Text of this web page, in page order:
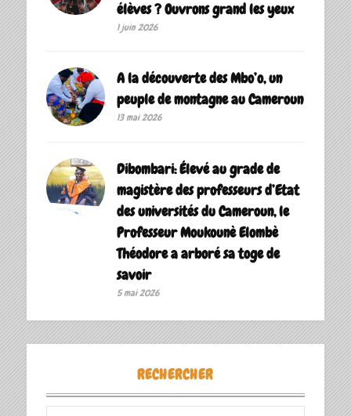
élèves ? Ouvrons grand les yeux
1 juin 2026
A la découverte des Mbo’o, un
peuple de montagne au Cameroun
13 mai 2026
Dibombari: Élevé au grade de
magistère des professeurs d’Etat
des universités du Cameroun, le
Professeur Moukounè Elombè
Théodore a arboré sa toge de
savoir ‎
5 mai 2026
RECHERCHER